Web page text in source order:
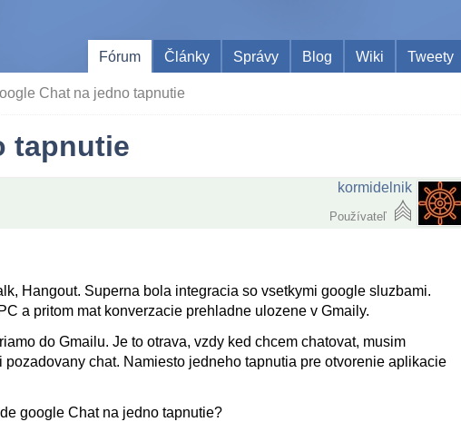
Fórum
Články Správy Blog Wiki Tweety
Chat na jedno tapnutie
tapnutie
kormidelnik
Používateľ
Hangout. Superna bola integracia so vsetkymi google sluzbami.
a pritom mat konverzacie prehladne ulozene v Gmaily.
do Gmailu. Je to otrava, vzdy ked chcem chatovat, musim
chat. Namiesto jedneho tapnutia pre otvorenie aplikacie
google Chat na jedno tapnutie?